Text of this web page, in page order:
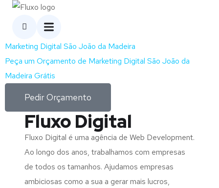
Marketing Digital São João da Madeira
Peça um Orçamento de Marketing Digital São João da
Madeira Grátis
Pedir Orçamento
Fluxo Digital
Fluxo Digital é uma agência de Web Development.
Ao longo dos anos, trabalhamos com empresas
de todos os tamanhos. Ajudamos empresas
ambiciosas como a sua a gerar mais lucros,